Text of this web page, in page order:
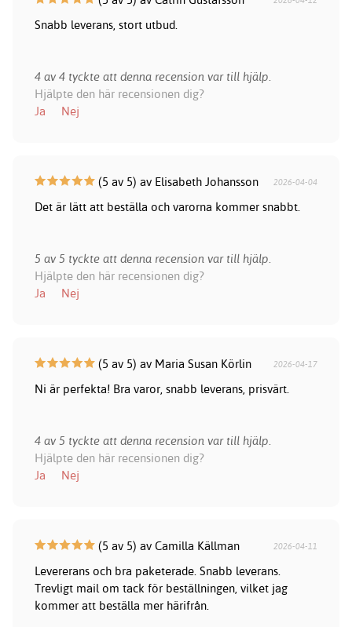
Snabb leverans, stort utbud.
4 av 4 tyckte att denna recension var till hjälp.
Hjälpte den här recensionen dig?
Ja
Nej
(5 av 5) av Elisabeth Johansson 2026-04-04
Det är lätt att beställa och varorna kommer snabbt.
5 av 5 tyckte att denna recension var till hjälp.
Hjälpte den här recensionen dig?
Ja
Nej
(5 av 5) av Maria Susan Körlin 2026-04-17
Ni är perfekta! Bra varor, snabb leverans, prisvärt.
4 av 5 tyckte att denna recension var till hjälp.
Hjälpte den här recensionen dig?
Ja
Nej
(5 av 5) av Camilla Källman 2026-04-11
Levererans och bra paketerade. Snabb leverans.
Trevligt mail om tack för beställningen, vilket jag
kommer att beställa mer härifrån.